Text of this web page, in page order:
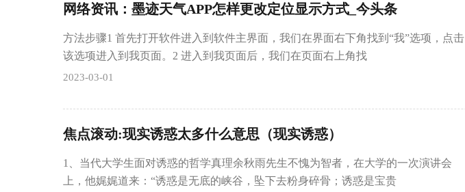
网络资讯：墨迹天气APP怎样更改定位显示方式_今头条
方法步骤1 首先打开软件进入到软件主界面，我们在界面右下角找到“我”选项，点击
该选项进入到我页面。2 进入到我页面后，我们在页面右上角找
2023-03-01
焦点滚动:现实诱惑太多什么意思（现实诱惑）
1、当代大学生面对诱惑的哲学真理余秋雨先生不愧为智者，在大学的一次演讲会
上，他娓娓道来：“诱惑是无底的峡谷，坠下去粉身碎骨；诱惑是宝贵